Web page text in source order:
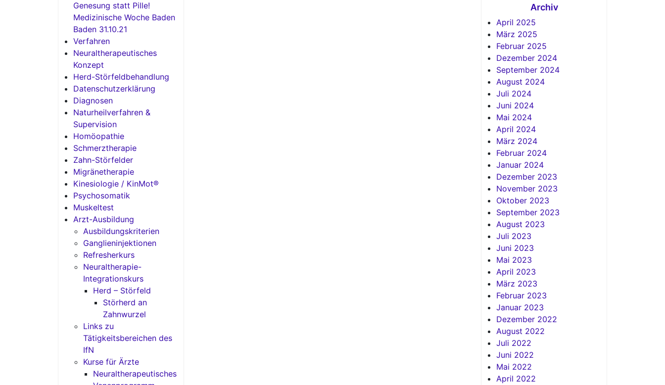
Genesung statt Pille!
Medizinische Woche Baden
Baden 31.10.21
Verfahren
Neuraltherapeutisches
Konzept
Herd-Störfeldbehandlung
Datenschutzerklärung
Diagnosen
Naturheilverfahren &
Supervision
Homöopathie
Schmerztherapie
Zahn-Störfelder
Migränetherapie
Kinesiologie / KinMot®
Psychosomatik
Muskeltest
Arzt-Ausbildung
Ausbildungskriterien
Ganglieninjektionen
Refresherkurs
Neuraltherapie-
Integrationskurs
Herd – Störfeld
Störherd an
Zahnwurzel
Links zu
Tätigkeitsbereichen des
IfN
Kurse für Ärzte
Neuraltherapeutisches
Archiv
April 2025
März 2025
Februar 2025
Dezember 2024
September 2024
August 2024
Juli 2024
Juni 2024
Mai 2024
April 2024
März 2024
Februar 2024
Januar 2024
Dezember 2023
November 2023
Oktober 2023
September 2023
August 2023
Juli 2023
Juni 2023
Mai 2023
April 2023
März 2023
Februar 2023
Januar 2023
Dezember 2022
August 2022
Juli 2022
Juni 2022
Mai 2022
April 2022